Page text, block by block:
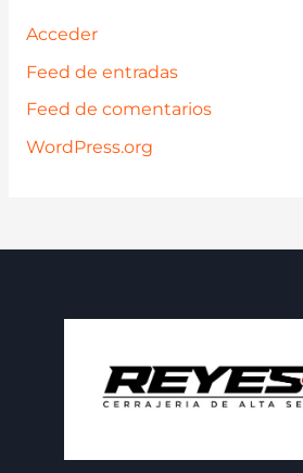
Acceder
Feed de entradas
Feed de comentarios
WordPress.org